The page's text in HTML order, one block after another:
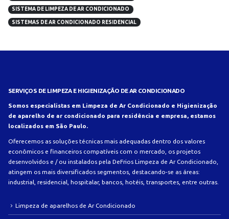
SISTEMA DE LIMPEZA DE AR CONDICIONADO
SISTEMAS DE AR CONDICIONADO RESIDENCIAL
SERVIÇOS DE LIMPEZA E HIGIENIZAÇÃO DE AR CONDICIONADO
Somos especialistas em Limpeza de Ar Condicionado e Higienização
de aparelho de ar condicionado para residência e empresa, estamos
localizados em São Paulo.
Oferecemos as soluções técnicas mais adequadas dentro dos valores
econômicos e financeiros compatíveis com o mercado, os projetos
desenvolvidos e / ou instalados pela DeFrios Limpeza de Ar Condicionado,
atingem os mais diversificados segmentos, destacando-se as áreas:
industrial, residencial, hospitalar, bancos, hotéis, transportes, entre outras.
Limpeza de aparelhos de Ar Condicionado